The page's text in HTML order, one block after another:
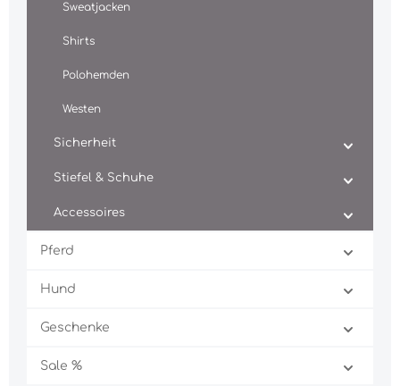
Sweatjacken
Shirts
Polohemden
Westen
Sicherheit
Stiefel & Schuhe
Accessoires
Pferd
Hund
Geschenke
Sale %